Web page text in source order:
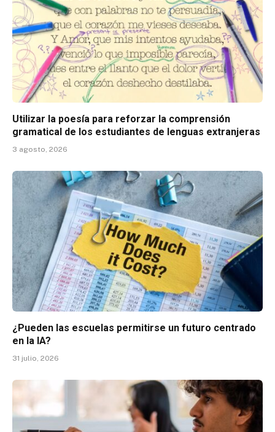
Utilizar la poesía para reforzar la comprensión
gramatical de los estudiantes de lenguas extranjeras
3 agosto, 2026
¿Pueden las escuelas permitirse un futuro centrado
en la IA?
31 julio, 2026